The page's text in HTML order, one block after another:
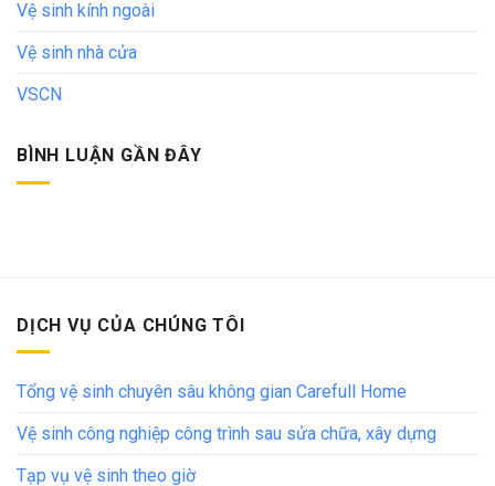
Vệ sinh kính ngoài
Vệ sinh nhà cửa
VSCN
BÌNH LUẬN GẦN ĐÂY
DỊCH VỤ CỦA CHÚNG TÔI
Tổng vệ sinh chuyên sâu không gian Carefull Home
Vệ sinh công nghiệp công trình sau sửa chữa, xây dựng
Tạp vụ vệ sinh theo giờ